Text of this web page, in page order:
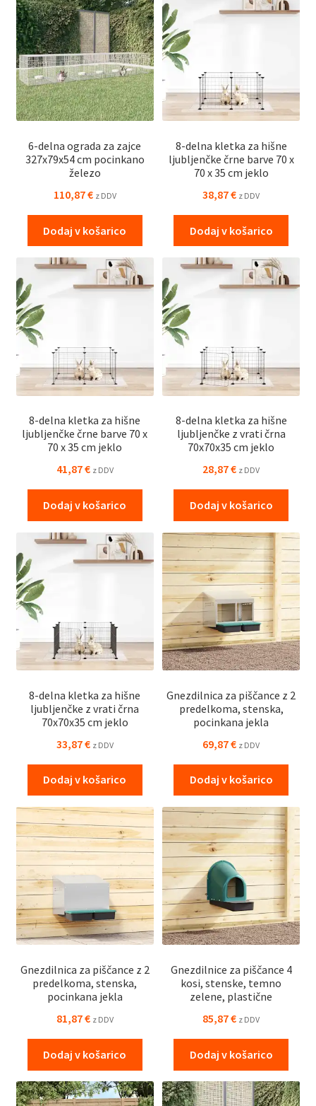
6-delna ograda za zajce
327x79x54 cm pocinkano
železo
110,87€ z DDV
Dodaj v košarico
8-delna kletka za hišne
ljubljenčke črne barve 70 x
70 x 35 cm jeklo
38,87€ z DDV
Dodaj v košarico
8-delna kletka za hišne
ljubljenčke črne barve 70 x
70 x 35 cm jeklo
41,87€ z DDV
Dodaj v košarico
8-delna kletka za hišne
ljubljenčke z vrati črna
70x70x35 cm jeklo
28,87€ z DDV
Dodaj v košarico
8-delna kletka za hišne
ljubljenčke z vrati črna
70x70x35 cm jeklo
33,87€ z DDV
Dodaj v košarico
Gnezdilnica za piščance z 2
predelkoma, stenska,
pocinkana jekla
69,87€ z DDV
Dodaj v košarico
Gnezdilnica za piščance z 2
predelkoma, stenska,
pocinkana jekla
81,87€ z DDV
Dodaj v košarico
Gnezdilnice za piščance 4
kosi, stenske, temno
zelene, plastične
85,87€ z DDV
Dodaj v košarico